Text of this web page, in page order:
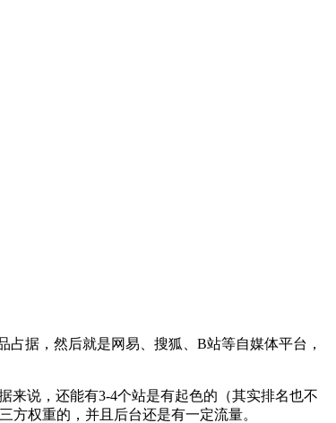
据，然后就是网易、搜狐、B站等自媒体平台，
来说，还能有3-4个站是有起色的（其实排名也不
权重的，并且后台还是有一定流量。